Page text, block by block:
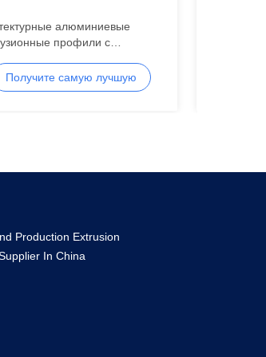
алюминиевые
профили с
профили из
сплава
Получите самую лучшую
Production Extrusion
In China